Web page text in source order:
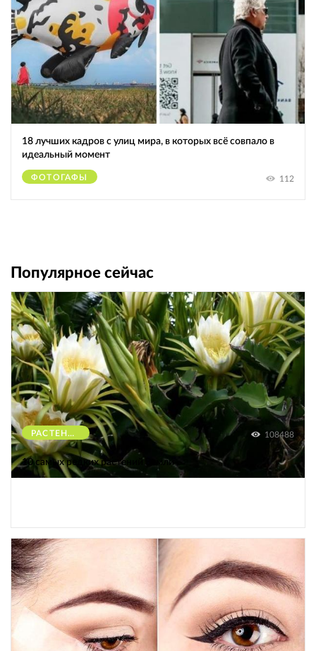
18 лучших кадров с улиц мира, в которых всё совпало в
идеальный момент
ФОТОГАФЫ 112
Популярное сейчас
РАСТЕНИЯ 108488
10 самых редких растений Земли